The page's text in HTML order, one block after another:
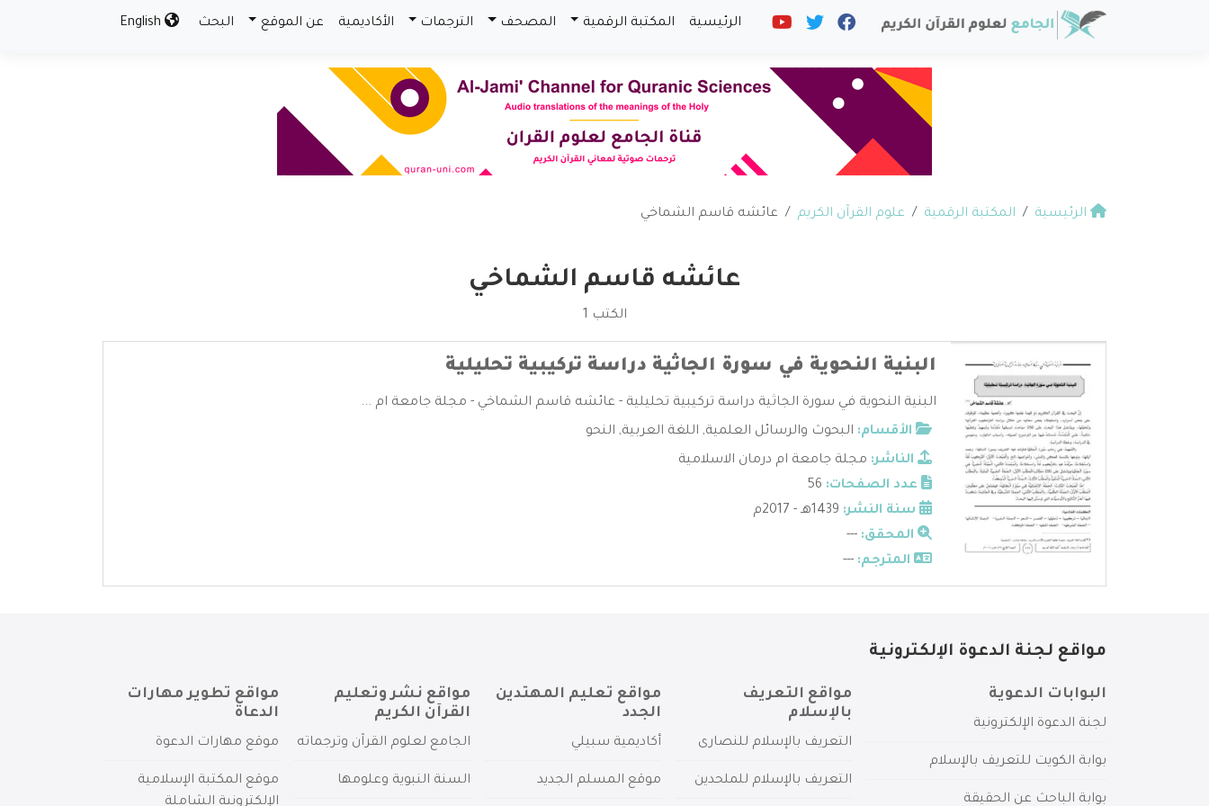
الرئيسية المكتبة الرقمية المصحف الترجمات الأكاديمية عن الموقع البحث
الرئيسية المكتبة الرقمية علوم القرآن الكريم عائشه قاسم الشماخي
عائشه قاسم الشماخي
الكتب 1
البنية النحوية في سورة الجاثية دراسة تركيبية تحليلية
البنية النحوية في سورة الجاثية دراسة تركيبية تحليلية - عائشه قاسم الشماخي - مجلة جامعة ام ...
الأقسام: البحوث والرسائل العلمية, اللغة العربية, النحو
الناشر: مجلة جامعة ام درمان الاسلامية
عدد الصفحات:
سنة النشر:
المحقق: ---
المترجم: ---
مواقع لجنة الدعوة الإلكترونية
البوابات الدعوية
لجنة الدعوة الإلكترونية
بوابة الكويت للتعريف بالإسلام
بوابة الباحث عن الحقيقة
مواقع التعريف
بالإسلام
التعريف بالإسلام للنصارى
التعريف بالإسلام للملحدين
مواقع تعليم المهتدين
الجدد
أكاديمية سبيلي
موقع المسلم الجديد
مواقع نشر وتعليم
القرآن الكريم
الجامع لعلوم القرآن وترجماته
السنة النبوية وعلومها
مواقع تطوير مهارات
الدعاة
موقع مهارات الدعوة
موقع المكتبة الإسلامية
الإلكترونية الشاملة